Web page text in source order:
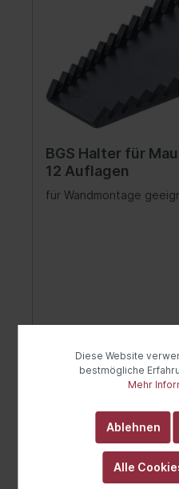
BGS Halter für
12 Auflagen
für Wandmontage
In den
Diese Website
bestmögliche
Mehr
Ablehnen
Alle